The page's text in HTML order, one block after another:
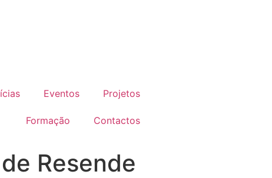
Eventos Projetos
Formação Contactos
Resende